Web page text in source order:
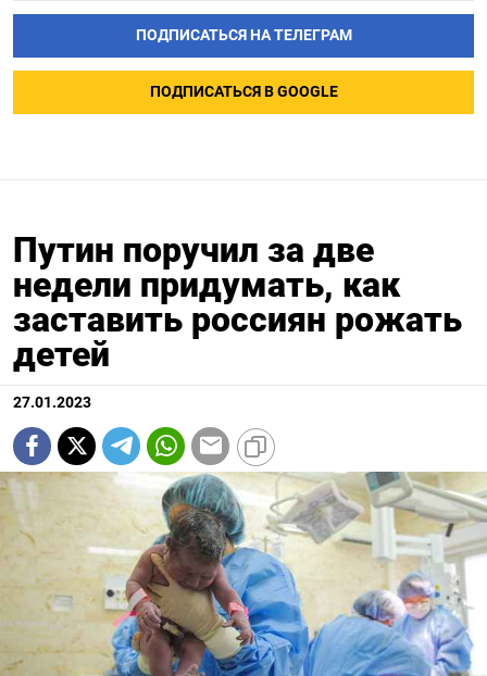
ПОДПИСАТЬСЯ НА ТЕЛЕГРАМ
ПОДПИСАТЬСЯ В GOOGLE
Путин поручил за две
недели придумать, как
заставить россиян рожать
детей
27.01.2023